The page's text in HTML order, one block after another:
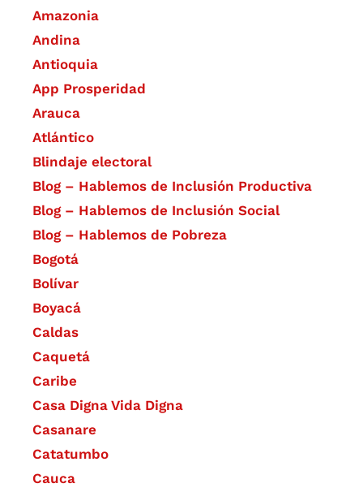
Amazonia
Andina
Antioquia
App Prosperidad
Arauca
Atlántico
Blindaje electoral
Blog – Hablemos de Inclusión Productiva
Blog – Hablemos de Inclusión Social
Blog – Hablemos de Pobreza
Bogotá
Bolívar
Boyacá
Caldas
Caquetá
Caribe
Casa Digna Vida Digna
Casanare
Catatumbo
Cauca